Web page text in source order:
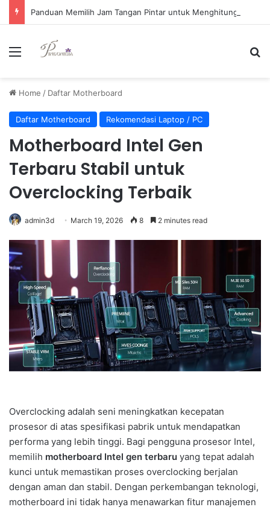
Menu
Home / Daftar Motherboard
Daftar Motherboard Rekomendasi Laptop / PC
Motherboard Intel Gen
Terbaru Stabil untuk
Overclocking Terbaik
admin3d March 19, 2026 8 2 minutes read
Overclocking adalah seni meningkatkan kecepatan
prosesor di atas spesifikasi pabrik untuk mendapatkan
performa yang lebih tinggi. Bagi pengguna prosesor Intel,
memilih motherboard Intel gen terbaru yang tepat adalah
kunci untuk memastikan proses overclocking berjalan
dengan aman dan stabil. Dengan perkembangan teknologi,
motherboard ini tidak hanya menawarkan fitur manajemen